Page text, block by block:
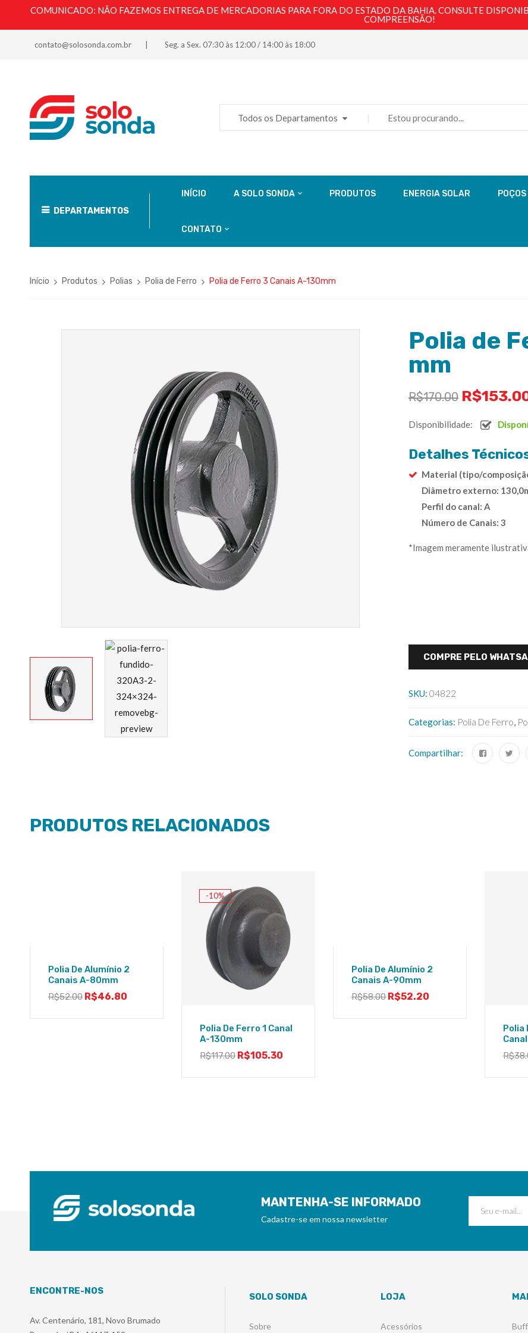
COMUNICADO: NÃO FAZEMOS ENTREGA DE MERCADORIAS PARA FORA DO ESTADO DA BAHIA. CONSULTE
COMPREENSÃO!
contato@solosonda.com.br Seg. a Sex. 07:30 às 12:00 / 14:00 às 18:00
Todos os Departamentos
DEPARTAMENTOS
INÍCIO A SOLO SONDA PRODUTOS ENERGIA SOLAR
CONTATO
Início Produtos Polias Polia de Ferro Polia de Ferro 3 Canais A-130mm
Polia de
mm
R$170.00 R$
Disponibilidade:
Detalhes
Material (tipo/
Diâmetro externo:
Perfil do canal: A
Número de Canais: 3
*Imagem meramente
COMPRE PELO
SKU: 04822
Categorias: Polia De Ferro,
Compartilhar:
PRODUTOS RELACIONADOS
Polia De Alumínio 2
Canais A-80mm
R$52.00 R$46.80
-10%
Polia De Ferro 1 Canal
A-130mm
R$117.00 R$105.30
Polia De Alumínio 2
Canais A-90mm
R$58.00 R$52.20
Polia
R$
MANTENHA-SE INFORMADO
Cadastre-se em nossa newsletter
ENCONTRE-NOS
Av. Centenário, 181, Novo Brumado
SOLO SONDA
Sobre
LOJA
Acessórios